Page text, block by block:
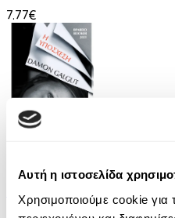
Αυτή η ιστοσελίδα
Χρησιμοποιούμε cookie για
7.77€
Η υπόσχεση